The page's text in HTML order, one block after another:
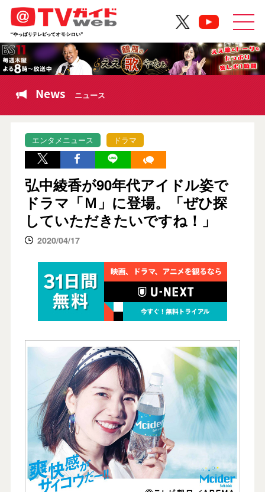
News ニュース
エンタメニュース ドラマ
弘中綾香が90年代アイドル姿で
ドラマ「Ｍ」に登場。「ぜひ探
していただきたいですね！」
2020/04/17